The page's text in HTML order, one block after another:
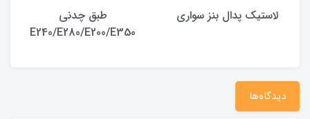
لاستیک پدال بنز سواری
طبق چدنی
E240/E280/E200/E350
دیدگاه‌ها